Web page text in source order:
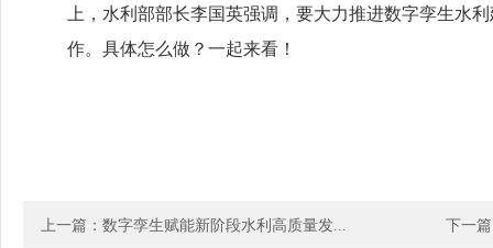
上，水利部部长李国英强调，要大力推进数字孪生水
作。具体怎么做？一起来看！
上一篇：数字孪生赋能新阶段水利高质量发... 下一